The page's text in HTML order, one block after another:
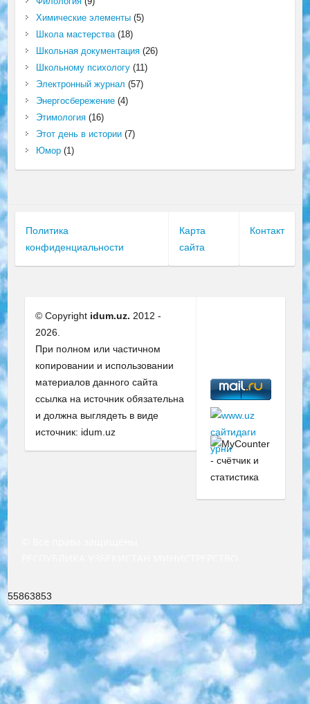
Химические элементы(5)
Школа мастерства(18)
Школьная документация(26)
Школьному психологу(11)
Электронный журнал (57)
Энергосбережение(4)
Этимология(16)
Этот день в истории(7)
Юмор(1)
Политика
конфиденциальности
Карта
сайта
Контакт
© Copyright idum.uz. 2012 -
2026.
При полном или частичном
копировании и использовании
материалов данного сайта
ссылка на источник обязательна
и должна выглядеть в виде
источник: idum.uz
55863853